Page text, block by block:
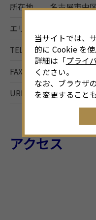
所在地
名古屋市中
エリア
TEL
052-223-
FAX
052-223-3760
URL
http://
アクセス
当サイトでは、
的に Cookie を使
詳細は「プライ
ください。
なお、ブラウザ
を変更すること